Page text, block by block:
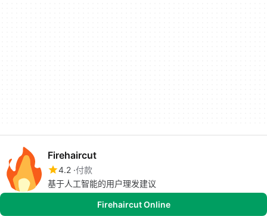
Firehaircut
4.2 付款
基于人工智能的用户理发建议
Firehaircut Online